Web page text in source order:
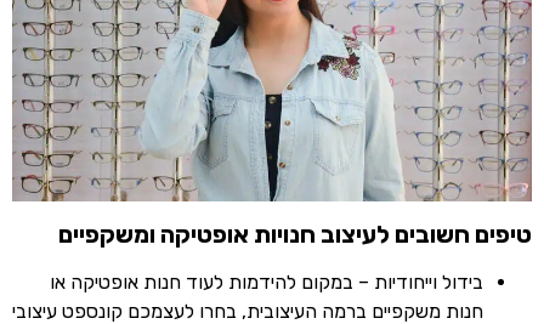
טיפים חשובים לעיצוב חנויות אופטיקה ומשקפיים
בידול וייחודיות – במקום להידמות לעוד חנות אופטיקה או
חנות משקפיים ברמה העיצובית, בחרו לעצמכם קונספט עיצובי